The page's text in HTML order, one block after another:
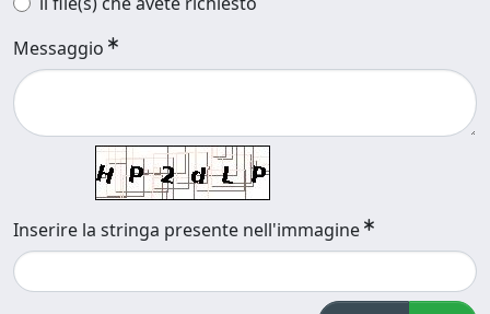
Messaggio
Inserire la stringa presente nell'immagine